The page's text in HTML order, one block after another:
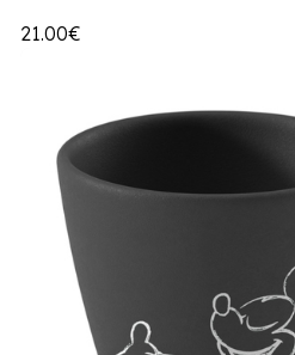
21.00€